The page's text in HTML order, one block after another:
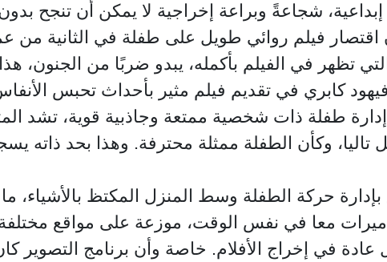
شجاعةً وبراعة إخراجية لا يمكن أن تنجح
اقتصار فيلم روائي طويل على طفلة في الثانية من
في الفيلم بأكمله، يبدو ضربًا من الجنون، هذا
كابري في تقديم فيلم مثير بأحداث تحبس
طفلة ذات شخصية ممتعة وجاذبية قوية، تشد
وكأن الطفلة ممثلة محترفة. وهذا بحد ذاته
حركة الطفلة وسط المنزل المكتظ بالأشياء،
معا في نفس الوقت، موزعة على مواقع مختلفة
في إخراج الأفلام. خاصة وأن برنامج التصوير